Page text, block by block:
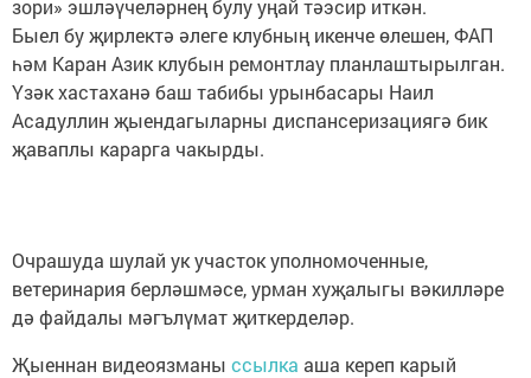
зори» эшләүчеләрнең булу уңай тәэсир иткән.
Быел бу җирлектә әлеге клубның икенче өлешен, ФАП
һәм Каран Азик клубын ремонтлау планлаштырылган.
Үзәк хастаханә баш табибы урынбасары Наил
Асадуллин җыендагыларны диспансеризациягә бик
җаваплы карарга чакырды.
Очрашуда шулай ук участок уполномоченные,
ветеринария берләшмәсе, урман хуҗалыгы вәкилләре
дә файдалы мәгълүмат җиткерделәр.
Җыеннан видеоязманы ссылка аша кереп карый